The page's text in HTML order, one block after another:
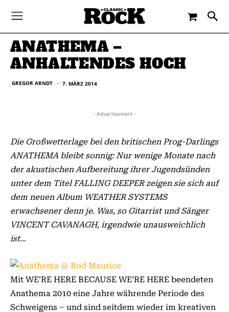
GREGOR ARNDT - 7. MÄRZ 2014
ANATHEMA –
ANHALTENDES HOCH
GREGOR ARNDT ■ 7. MÄRZ 2014
- Advertisement -
Die Großwetterlage bei den britischen Prog-Darlings
ANATHEMA bleibt sonnig: Nur wenige Monate nach
der akustischen Aufbereitung ihrer Jugendsünden
unter dem Titel FALLING DEEPER zeigen sie sich auf
dem neuen Album WEATHER SYSTEMS
erwachsener denn je. Was, so Gitarrist und Sänger
VINCENT CAVANAGH, irgendwie unausweichlich
ist…
Mit WE’RE HERE BECAUSE WE’RE HERE beendeten
Anathema 2010 eine Jahre währende Periode des
Schweigens – und sind seitdem wieder im kreativen